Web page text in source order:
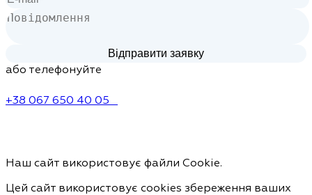
або телефонуйте
+38 067 650 40 05
Наш сайт використовує файли Cookie.
Цей сайт використовує cookies збереження ваших